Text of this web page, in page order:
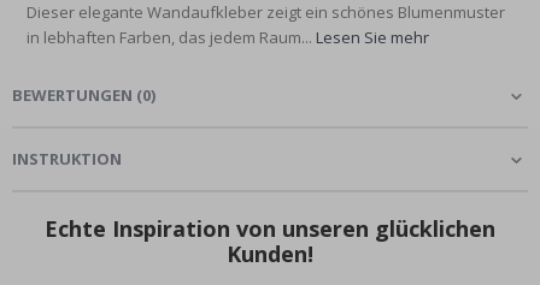
Dieser elegante Wandaufkleber zeigt ein schönes Blumenmuster
in lebhaften Farben, das jedem Raum... Lesen Sie mehr
BEWERTUNGEN (0)
INSTRUKTION
Echte Inspiration von unseren glücklichen
Kunden!